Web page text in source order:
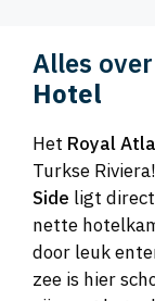
Alles over
Hotel
Het Royal
Turkse
Side ligt
nette
door leuk
zee is hier